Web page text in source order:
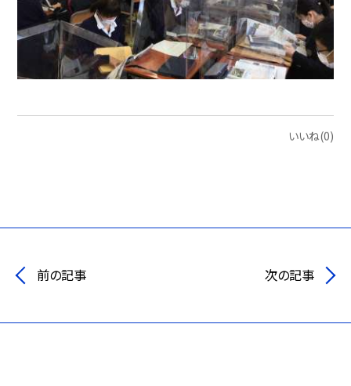
いいね(0)
前の記事 次の記事